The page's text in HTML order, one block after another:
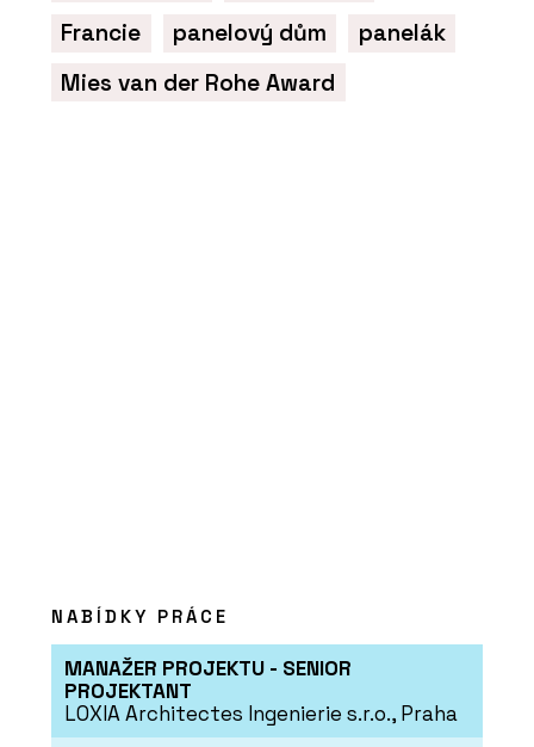
Moderní dřevostavba - VESPER HOMES
Francie
panelový dům
panelák
Mies van der Rohe Award
NABÍDKY PRÁCE
MANAŽER PROJEKTU - SENIOR
PROJEKTANT
LOXIA Architectes Ingenierie s.r.o., Praha